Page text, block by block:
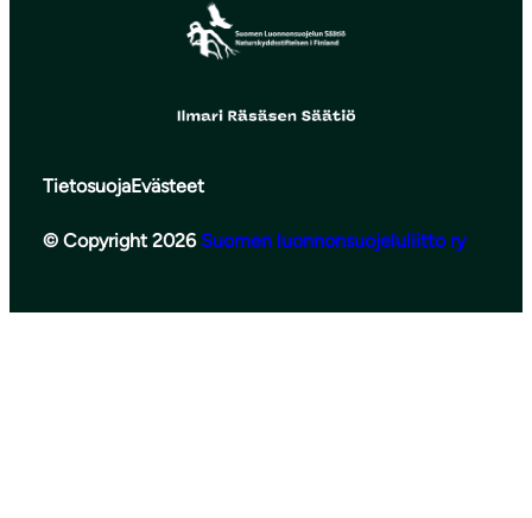
TietosuojaEvästeet
© Copyright 2026 Suomen luonnonsuojeluliitto ry